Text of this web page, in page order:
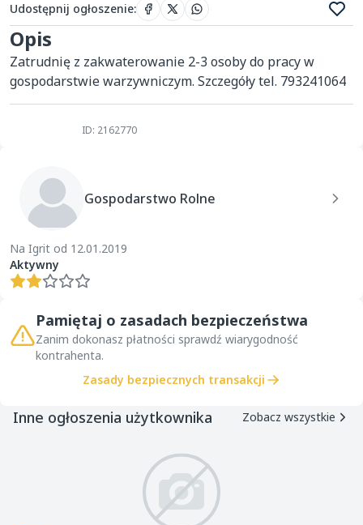
Udostępnij ogłoszenie:
Opis
Zatrudnię z zakwaterowanie 2-3 osoby do pracy w
gospodarstwie warzywniczym. Szczegóły tel. 793241064
ID: 2162770
Gospodarstwo Rolne
Na Igrit od 12.01.2019
Aktywny
Pamiętaj o zasadach bezpieczeństwa
Zanim dokonasz płatności sprawdź wiarygodność
kontrahenta.
Zasady bezpiecznych transakcji
Inne ogłoszenia użytkownika Zobacz wszystkie